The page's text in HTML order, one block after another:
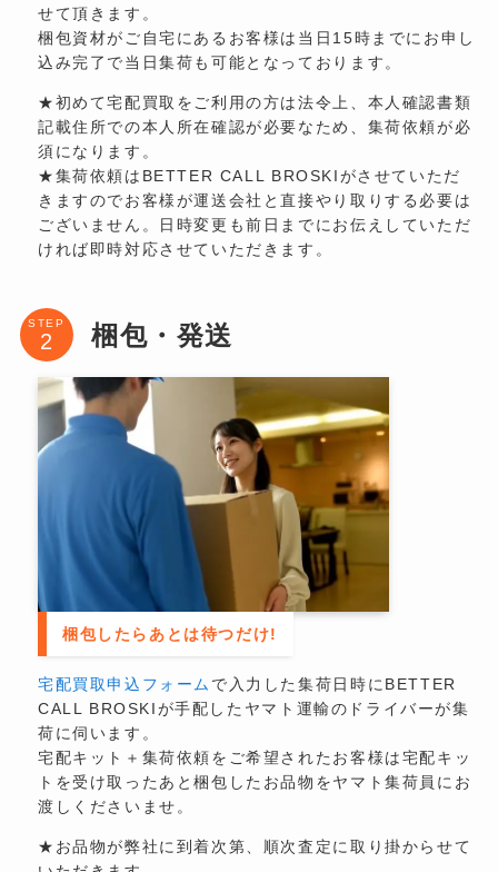
せて頂きます。
梱包資材がご自宅にあるお客様は当日15時までにお申し
込み完了で当日集荷も可能となっております。
★初めて宅配買取をご利用の方は法令上、本人確認書類
記載住所での本人所在確認が必要なため、集荷依頼が必
須になります。
★集荷依頼はBETTER CALL BROSKIがさせていただ
きますのでお客様が運送会社と直接やり取りする必要は
ございません。日時変更も前日までにお伝えしていただ
ければ即時対応させていただきます。
STEP 梱包・発送
梱包したらあとは待つだけ!
宅配買取申込フォーム で入力した集荷日時にBETTER
CALL BROSKIが手配したヤマト運輸のドライバーが集
荷に伺います。
宅配キット＋集荷依頼をご希望されたお客様は宅配キッ
トを受け取ったあと梱包したお品物をヤマト集荷員にお
渡しくださいませ。
★お品物が弊社に到着次第、順次査定に取り掛からせて